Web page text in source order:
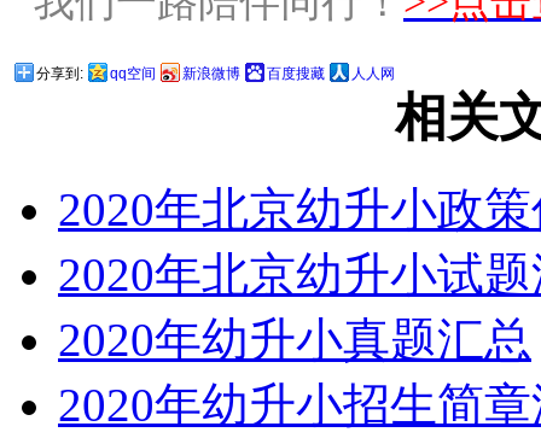
分享到: qq空间 新浪微博 百度搜藏 人人网
相关
2020年北京幼升小政
2020年北京幼升小试
2020年幼升小真题汇总
2020年幼升小招生简